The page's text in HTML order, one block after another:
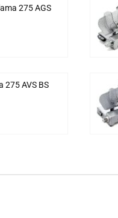
275 AGS
275 AVS BS